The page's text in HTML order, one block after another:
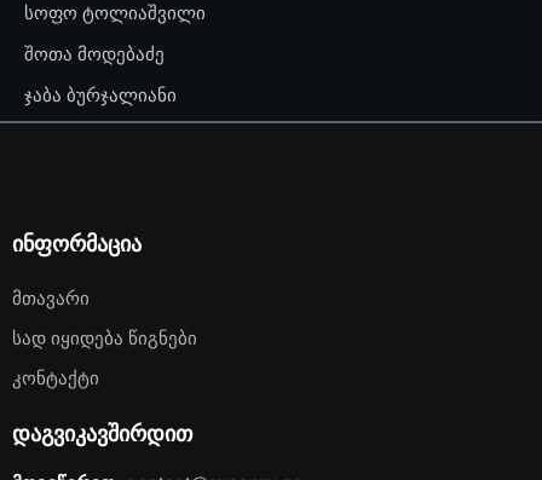
სოფო ტოლიაშვილი
შოთა მოდებაძე
ჯაბა ბურჯალიანი
ინფორმაცია
Მთავარი
Სად Იყიდება Წიგნები
Კონტაქტი
დაგვიკავშირდით